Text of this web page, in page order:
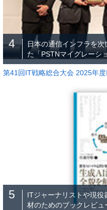
4
日本の通信インフラを
た「PSTNマイグレーシ
第41回IT戦略総合大会 2025年
5
ITジャーナリストや現
材のためのブックレビ